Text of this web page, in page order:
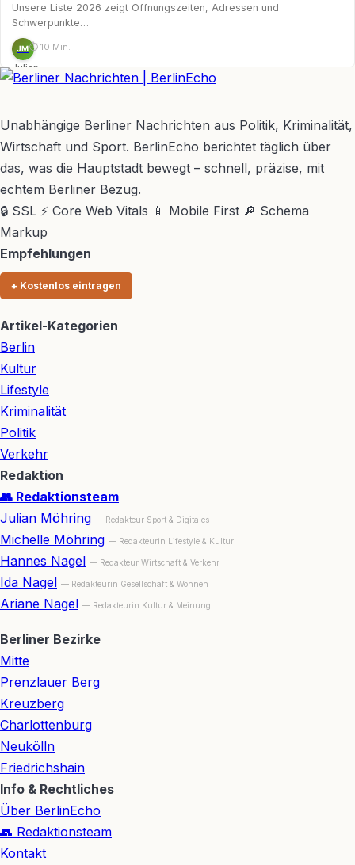
Unsere Liste 2026 zeigt Öffnungszeiten, Adressen und
Schwerpunkte…
JM
Julian
Möhring
⏱ 10 Min.
Unabhängige Berliner Nachrichten aus Politik, Kriminalität,
Wirtschaft und Sport. BerlinEcho berichtet täglich über
das, was die Hauptstadt bewegt – schnell, präzise, mit
echtem Berliner Bezug.
🔒 SSL ⚡ Core Web Vitals 📱 Mobile First 🔎 Schema
Markup
Empfehlungen
+ Kostenlos eintragen
Artikel-Kategorien
Berlin
Kultur
Lifestyle
Kriminalität
Politik
Verkehr
Redaktion
👥 Redaktionsteam
Julian Möhring — Redakteur Sport & Digitales
Michelle Möhring — Redakteurin Lifestyle & Kultur
Hannes Nagel — Redakteur Wirtschaft & Verkehr
Ida Nagel — Redakteurin Gesellschaft & Wohnen
Ariane Nagel — Redakteurin Kultur & Meinung
Berliner Bezirke
Mitte
Prenzlauer Berg
Kreuzberg
Charlottenburg
Neukölln
Friedrichshain
Info & Rechtliches
Über BerlinEcho
👥 Redaktionsteam
Kontakt